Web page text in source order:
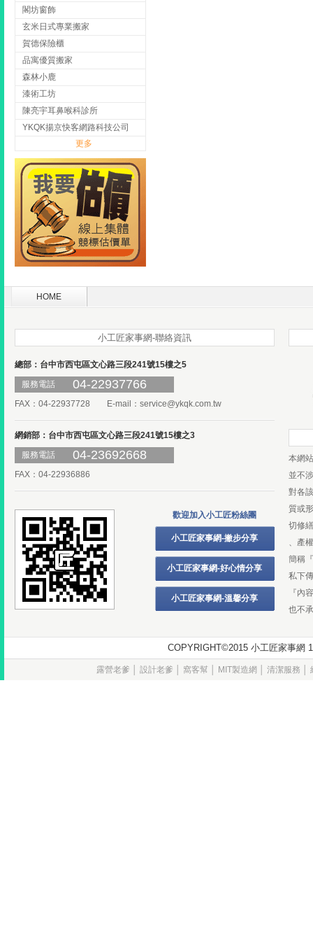
閣坊窗飾
玄米日式專業搬家
賀德保險櫃
品寓優質搬家
森林小鹿
漆術工坊
陳亮宇耳鼻喉科診所
YKQK揚京快客網路科技公司
更多
HOME
小工匠家事網-聯絡資訊
總部：台中市西屯區文心路三段241號15樓之5
服務電話
04-22937766
FAX：04-22937728 E-mail： service@ykqk.com.tw
網銷部：台中市西屯區文心路三段241號15樓之3
服務電話
04-23692668
FAX：04-22936886
歡迎加入小工匠粉絲團
小工匠家事網-撇步分享
小工匠家事網-好心情分享
小工匠家事網-溫馨分享
本網
並不
對各
質或
切修
、產
簡稱
私下
『內
也不
COPYRIGHT©2015 小工匠家事
露營老爹 設計老爹 窩客幫 MIT製造網 清潔服務